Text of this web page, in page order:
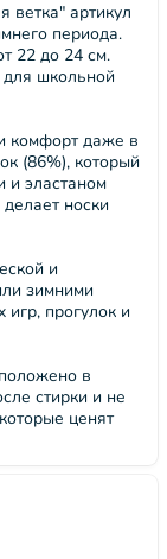
ветка" артикул
периода.
22 до 24 см.
для школьной
комфорт даже в
(86%), который
и эластаном
носки
и
зимними
игр, прогулок и
в
стирки и не
ценят